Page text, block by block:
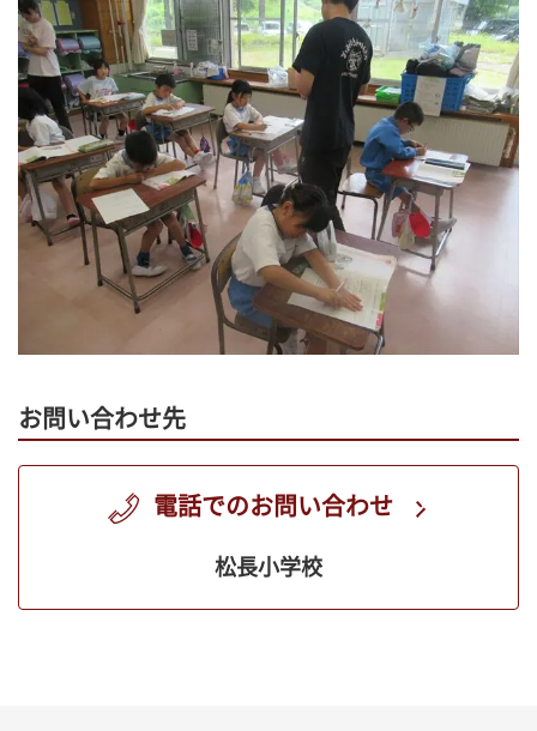
お問い合わせ先
電話でのお問い合わせ
松長小学校